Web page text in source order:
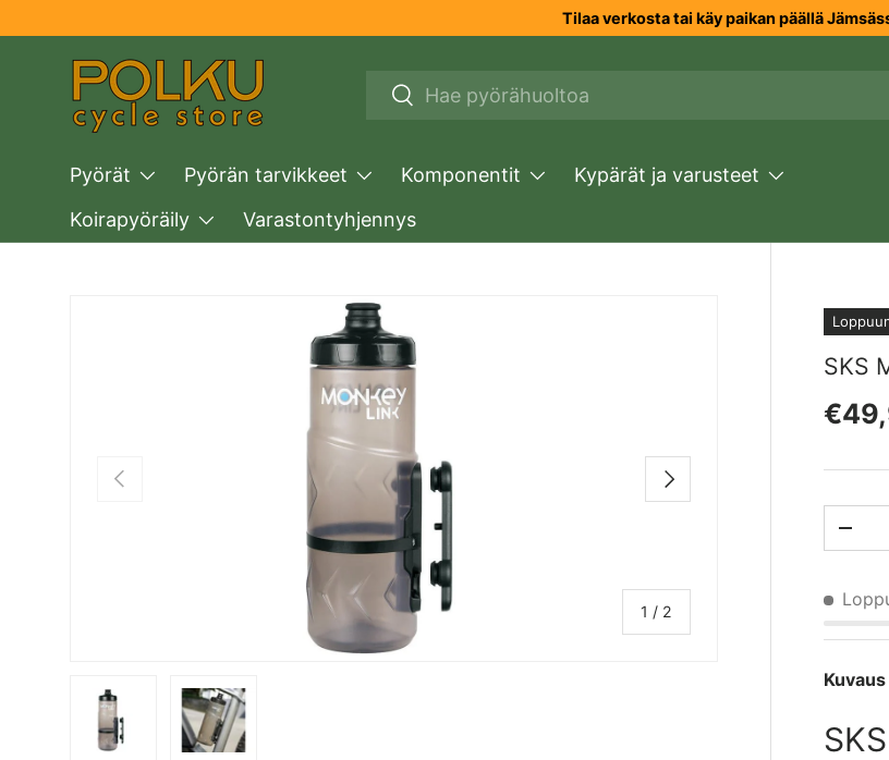
SIIRRY SISÄLTÖÖN
Tilaa verkosta tai käy paikan päällä
HakuHaku
Pyörät Pyörän tarvikkeet Komponentit
Kypärät ja varusteet
Koirapyöräily
Varastontyhjennys
TRANSLATION MISSING: FI.ACCESSIBILITY.SKIP_TO_PRODUCT_INFO
EDELLINEN
1 / /2
SEURAAVA
SKS
Kuvaus